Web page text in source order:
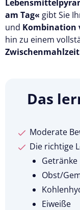
am Tag« gibt Sie
und Kombination
hin zu einem
Das
Moderate
Die richtige
Getränke
Obst/
Eiweiße